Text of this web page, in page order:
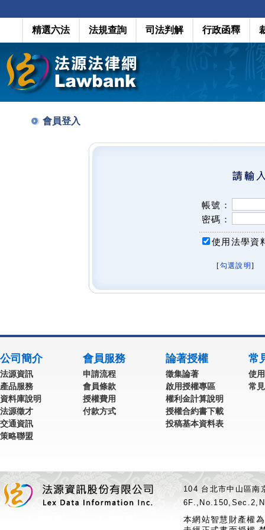
精選六法 法規查詢 司法判解 行政函釋
會員登入
帳號：
密碼：
使用法學資
[勾選說明 ]
公司簡介
法源資訊
產品服務
資料庫說明
法源徵才
交通資訊
策略聯盟
會員服務
申請流程
會員條款
授權費用
付款方式
論著授權
徵集論著
啟用授權專區
權利金計算說明
授權合約書下載
投稿基本資料表
常
使
常
104 台北市中山區
本網站智慧財產權